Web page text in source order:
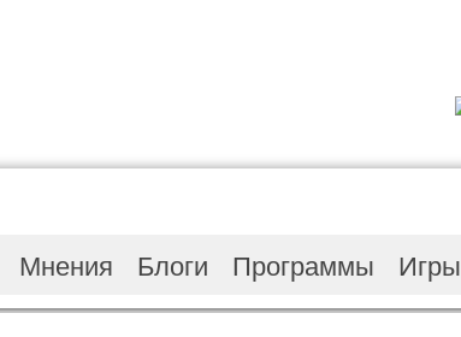
Мнения Блоги Программы Игры